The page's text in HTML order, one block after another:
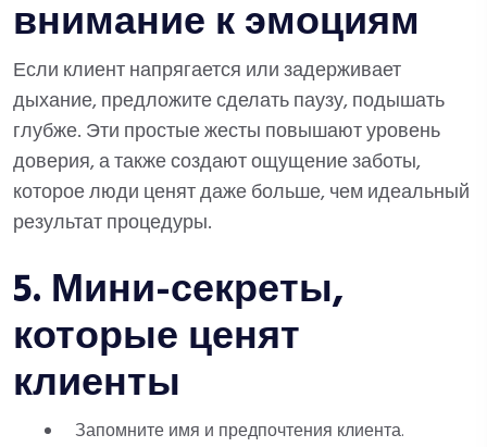
внимание к эмоциям
Если клиент напрягается или задерживает
дыхание, предложите сделать паузу, подышать
глубже. Эти простые жесты повышают уровень
доверия, а также создают ощущение заботы,
которое люди ценят даже больше, чем идеальный
результат процедуры.
5. Мини-секреты,
которые ценят
клиенты
Запомните имя и предпочтения клиента.